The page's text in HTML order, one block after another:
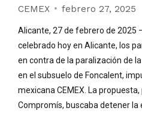
CEMEX febrero 27, 2025
Alicante, 27 de febrero de 2025
celebrado hoy en Alicante, los
en contra de la paralización de
en el subsuelo de Foncalent,
mexicana CEMEX. La
Compromís, buscaba detener la